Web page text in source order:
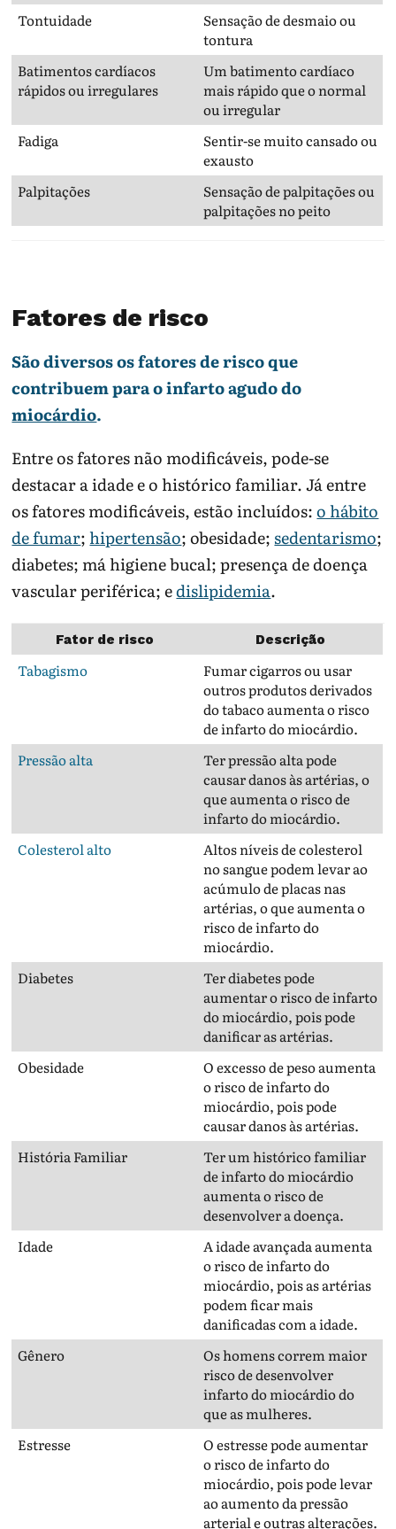
Tontuidade
Sensação de desmaio ou
tontura
Batimentos cardíacos
rápidos ou irregulares
Um batimento cardíaco
mais rápido que o normal
ou irregular
Fadiga
Sentir-se muito cansado ou
exausto
Palpitações
Sensação de palpitações ou
palpitações no peito
Fatores de risco
São diversos os fatores de risco que
contribuem para o infarto agudo do
miocárdio.
Entre os fatores não modificáveis, pode-se
destacar a idade e o histórico familiar. Já entre
os fatores modificáveis, estão incluídos:o hábito
de fumar;hipertensão; obesidade; sedentarismo;
diabetes; má higiene bucal; presença de doença
vascular periférica; edislipidemia.
Fator de risco Descrição
Tabagismo
Fumar cigarros ou usar
outros produtos derivados
do tabaco aumenta o risco
de infarto do miocárdio.
Pressão alta
Ter pressão alta pode
causar danos às artérias, o
que aumenta o risco de
infarto do miocárdio.
Colesterol alto
Altos níveis de colesterol
no sangue podem levar ao
acúmulo de placas nas
artérias, o que aumenta o
risco de infarto do
miocárdio.
Diabetes
Ter diabetes pode
aumentar o risco de infarto
do miocárdio, pois pode
danificar as artérias.
Obesidade
O excesso de peso aumenta
o risco de infarto do
miocárdio, pois pode
causar danos às artérias.
História Familiar
Ter um histórico familiar
de infarto do miocárdio
aumenta o risco de
desenvolver a doença.
Idade
A idade avançada aumenta
o risco de infarto do
miocárdio, pois as artérias
podem ficar mais
danificadas com a idade.
Gênero
Os homens correm maior
risco de desenvolver
infarto do miocárdio do
que as mulheres.
Estresse
O estresse pode aumentar
o risco de infarto do
miocárdio, pois pode levar
ao aumento da pressão
arterial e outras alterações.